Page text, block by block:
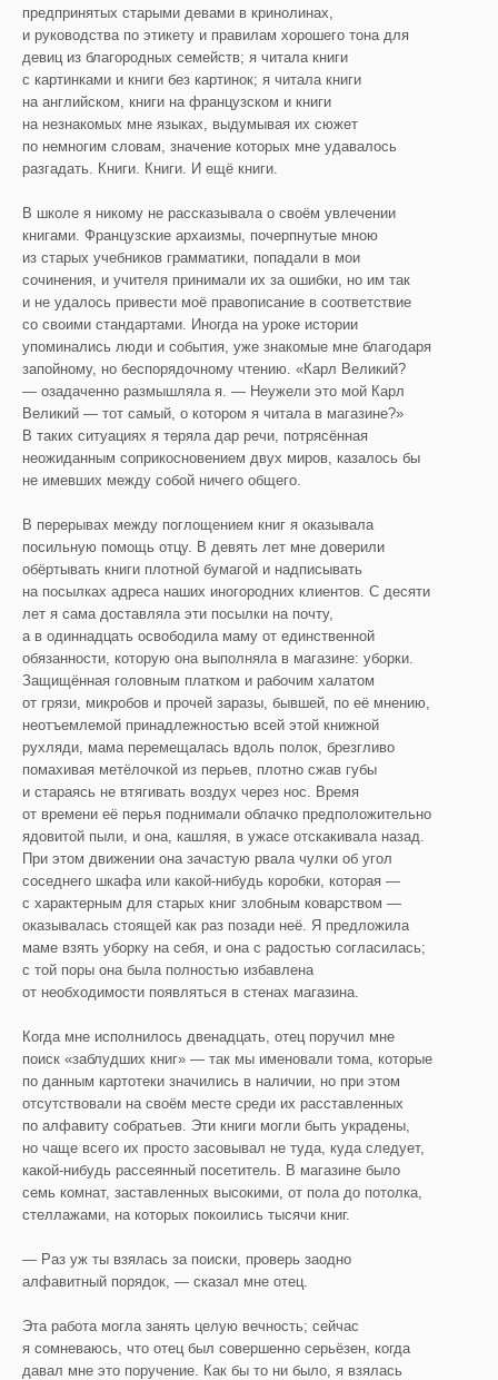
предпринятых старыми девами в кринолинах,
и руководства по этикету и правилам хорошего тона для
девиц из благородных семейств; я читала книги
с картинками и книги без картинок; я читала книги
на английском, книги на французском и книги
на незнакомых мне языках, выдумывая их сюжет
по немногим словам, значение которых мне удавалось
разгадать. Книги. Книги. И ещё книги.
В школе я никому не рассказывала о своём увлечении
книгами. Французские архаизмы, почерпнутые мною
из старых учебников грамматики, попадали в мои
сочинения, и учителя принимали их за ошибки, но им так
и не удалось привести моё правописание в соответствие
со своими стандартами. Иногда на уроке истории
упоминались люди и события, уже знакомые мне благодаря
запойному, но беспорядочному чтению. «Карл Великий?
— озадаченно размышляла я. — Неужели это мой Карл
Великий — тот самый, о котором я читала в магазине?»
В таких ситуациях я теряла дар речи, потрясённая
неожиданным соприкосновением двух миров, казалось бы
не имевших между собой ничего общего.
В перерывах между поглощением книг я оказывала
посильную помощь отцу. В девять лет мне доверили
обёртывать книги плотной бумагой и надписывать
на посылках адреса наших иногородних клиентов. С десяти
лет я сама доставляла эти посылки на почту,
а в одиннадцать освободила маму от единственной
обязанности, которую она выполняла в магазине: уборки.
Защищённая головным платком и рабочим халатом
от грязи, микробов и прочей заразы, бывшей, по её мнению,
неотъемлемой принадлежностью всей этой книжной
рухляди, мама перемещалась вдоль полок, брезгливо
помахивая метёлочкой из перьев, плотно сжав губы
и стараясь не втягивать воздух через нос. Время
от времени её перья поднимали облачко предположительно
ядовитой пыли, и она, кашляя, в ужасе отскакивала назад.
При этом движении она зачастую рвала чулки об угол
соседнего шкафа или какой-нибудь коробки, которая —
с характерным для старых книг злобным коварством —
оказывалась стоящей как раз позади неё. Я предложила
маме взять уборку на себя, и она с радостью согласилась;
с той поры она была полностью избавлена
от необходимости появляться в стенах магазина.
Когда мне исполнилось двенадцать, отец поручил мне
поиск «заблудших книг» — так мы именовали тома, которые
по данным картотеки значились в наличии, но при этом
отсутствовали на своём месте среди их расставленных
по алфавиту собратьев. Эти книги могли быть украдены,
но чаще всего их просто засовывал не туда, куда следует,
какой-нибудь рассеянный посетитель. В магазине было
семь комнат, заставленных высокими, от пола до потолка,
стеллажами, на которых покоились тысячи книг.
— Раз уж ты взялась за поиски, проверь заодно
алфавитный порядок, — сказал мне отец.
Эта работа могла занять целую вечность; сейчас
я сомневаюсь, что отец был совершенно серьёзен, когда
давал мне это поручение. Как бы то ни было, я взялась